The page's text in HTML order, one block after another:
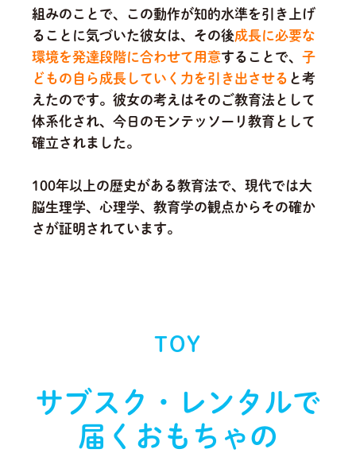
組みのことで、この動作が知的水準を引き上げ
ることに気づいた彼女は、その後成長に必要な
環境を発達段階に合わせて用意することで、子
どもの自ら成長していく力を引き出させる と考
えたのです。彼女の考えはそのご教育法として
体系化され、今日のモンテッソーリ教育として
確立されました。
100年以上の歴史がある教育法で、現代では大
脳生理学、心理学、教育学の観点からその確か
さが証明されています。
TOY
サブスク・レンタルで
届く おもちゃの